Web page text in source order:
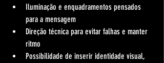
Iluminação e enquadramentos pensados
para a mensagem
Direção técnica para evitar falhas e manter
ritmo
Possibilidade de inserir identidade visual,